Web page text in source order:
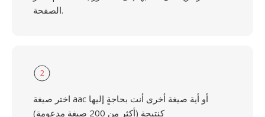
الصفحة.
2
اختر صيغة aac أو أية صيغة أخرى أنت بحاجةٍ إليها
كنتيجة (أكثر من 200 صيغة مدعومة)